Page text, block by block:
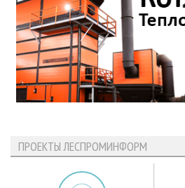
ПРОЕКТЫ ЛЕСПРОМИНФОРМ